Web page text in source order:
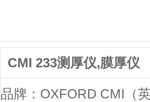
CMI 233测厚仪,膜厚仪
品牌：OXFORD CMI（